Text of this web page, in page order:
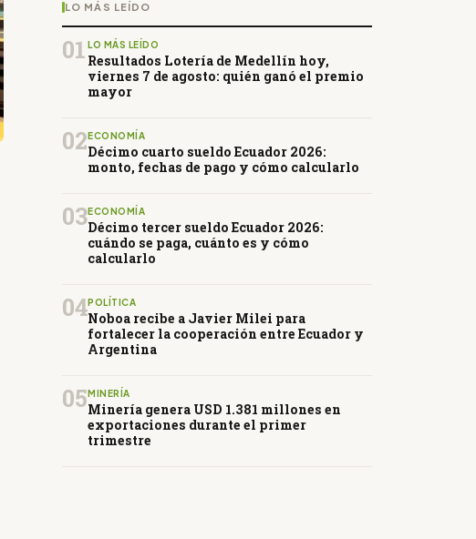
LO MÁS LEÍDO
01 LO MÁS LEÍDO
Resultados Lotería de Medellín hoy,
viernes 7 de agosto: quién ganó el premio
mayor
02 ECONOMÍA
Décimo cuarto sueldo Ecuador 2026:
monto, fechas de pago y cómo calcularlo
03ECONOMÍA
Décimo tercer sueldo Ecuador 2026:
cuándo se paga, cuánto es y cómo
calcularlo
04POLÍTICA
Noboa recibe a Javier Milei para
fortalecer la cooperación entre Ecuador y
Argentina
05 MINERÍA
Minería genera USD 1.381 millones en
exportaciones durante el primer
trimestre